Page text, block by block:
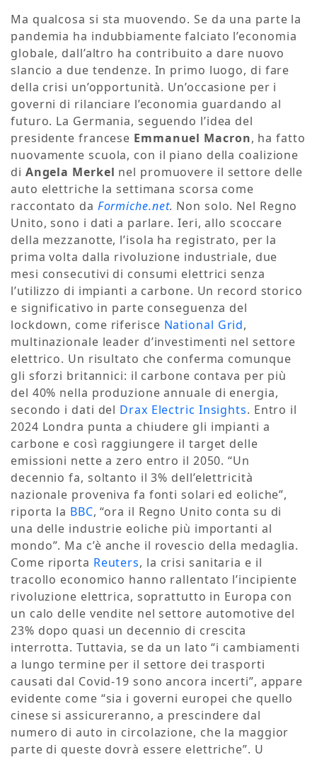
Ma qualcosa si sta muovendo. Se da una parte la
pandemia ha indubbiamente falciato l’economia
globale, dall’altro ha contribuito a dare nuovo
slancio a due tendenze. In primo luogo, di fare
della crisi un’opportunità. Un’occasione per i
governi di rilanciare l’economia guardando al
futuro. La Germania, seguendo l’idea del
presidente francese Emmanuel Macron, ha fatto
nuovamente scuola, con il piano della coalizione
di Angela Merkel nel promuovere il settore delle
auto elettriche la settimana scorsa come
raccontato da Formiche.net. Non solo. Nel Regno
Unito, sono i dati a parlare. Ieri, allo scoccare
della mezzanotte, l’isola ha registrato, per la
prima volta dalla rivoluzione industriale, due
mesi consecutivi di consumi elettrici senza
l’utilizzo di impianti a carbone. Un record storico
e significativo in parte conseguenza del
lockdown, come riferisce National Grid,
multinazionale leader d’investimenti nel settore
elettrico. Un risultato che conferma comunque
gli sforzi britannici: il carbone contava per più
del 40% nella produzione annuale di energia,
secondo i dati del Drax Electric Insights. Entro il
2024 Londra punta a chiudere gli impianti a
carbone e così raggiungere il target delle
emissioni nette a zero entro il 2050. “Un
decennio fa, soltanto il 3% dell’elettricità
nazionale proveniva fa fonti solari ed eoliche”,
riporta la BBC, “ora il Regno Unito conta su di
una delle industrie eoliche più importanti al
mondo”. Ma c’è anche il rovescio della medaglia.
Come riporta Reuters, la crisi sanitaria e il
tracollo economico hanno rallentato l’incipiente
rivoluzione elettrica, soprattutto in Europa con
un calo delle vendite nel settore automotive del
23% dopo quasi un decennio di crescita
interrotta. Tuttavia, se da un lato “i cambiamenti
a lungo termine per il settore dei trasporti
causati dal Covid-19 sono ancora incerti”, appare
evidente come “sia i governi europei che quello
cinese si assicureranno, a prescindere dal
numero di auto in circolazione, che la maggior
parte di queste dovrà essere elettriche”. U